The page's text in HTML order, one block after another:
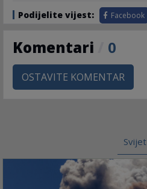
Podijelite vijest: Facebook
Komentari 0
OSTAVITE KOMENTAR
Svijet